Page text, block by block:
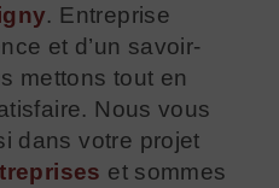
. Entreprise
et d’un savoir-
mettons tout en
Nous vous
dans votre projet
et sommes